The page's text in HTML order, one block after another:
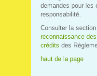
demandes pour les
responsabilité.
Consulter la section
reconnaissance
crédits des
haut de la page